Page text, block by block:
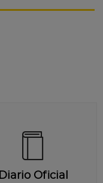
Diario Oficial